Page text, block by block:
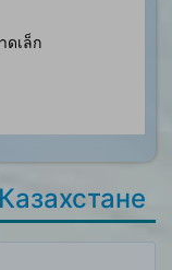
ดเล็ก